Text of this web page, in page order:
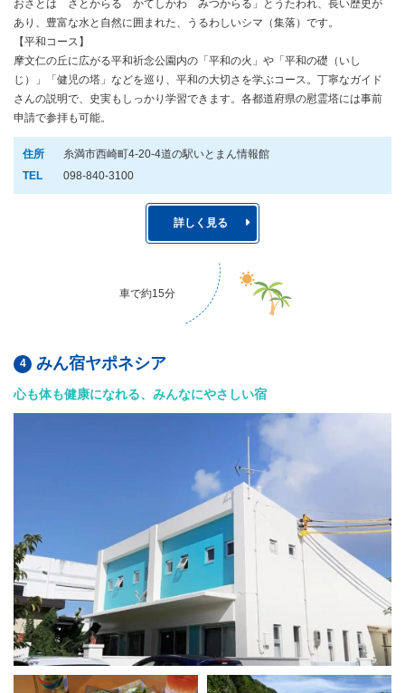
おさとは さとからる かてしかわ みつからる」とうたわれ、長い歴史が
あり、豊富な水と自然に囲まれた、うるわしいシマ（集落）です。
【平和コース】
摩文仁の丘に広がる平和祈念公園内の「平和の火」や「平和の礎（いし
じ）」「健児の塔」などを巡り、平和の大切さを学ぶコース。丁寧なガイド
さんの説明で、史実もしっかり学習できます。各都道府県の慰霊塔には事前
申請で参拝も可能。
住所
糸満市西崎町4-20-4道の駅いとまん情報館
TEL
098-840-3100
詳しく見る
車で約15分
みん宿ヤポネシア
心も体も健康になれる、みんなにやさしい宿